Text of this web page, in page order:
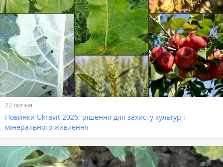
22 липня
Новинки Ukravit 2026: рішення для захисту культур і
мінерального живлення